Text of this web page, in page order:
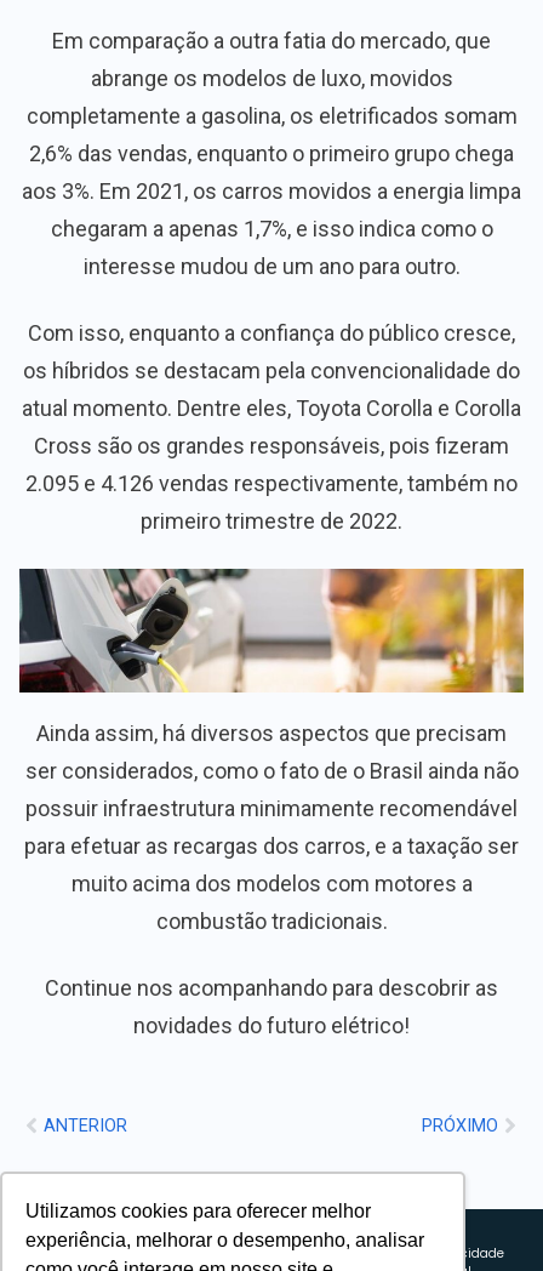
Utilizamos cookies para oferecer melhor
experiência, melhorar o desempenho, analisar
Em comparação a outra fatia do mercado, que
abrange os modelos de luxo, movidos
completamente a gasolina, os eletrificados somam
2,6% das vendas, enquanto o primeiro grupo chega
aos 3%. Em 2021, os carros movidos a energia limpa
chegaram a apenas 1,7%, e isso indica como o
interesse mudou de um ano para outro.
Com isso, enquanto a confiança do público cresce,
os híbridos se destacam pela convencionalidade do
atual momento. Dentre eles, Toyota Corolla e Corolla
Cross são os grandes responsáveis, pois fizeram
2.095 e 4.126 vendas respectivamente, também no
primeiro trimestre de 2022.
Ainda assim, há diversos aspectos que precisam
ser considerados, como o fato de o Brasil ainda não
possuir infraestrutura minimamente recomendável
para efetuar as recargas dos carros, e a taxação ser
muito acima dos modelos com motores a
combustão tradicionais.
Continue nos acompanhando para descobrir as
novidades do futuro elétrico!
ANTERIOR PRÓXIMO
Explorando novos horizontes com
inovação e estratégia. Estamos
Sobre nós
Política de privacidade